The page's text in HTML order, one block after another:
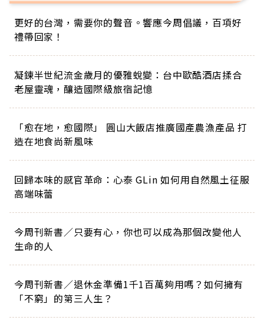
更好的台灣，需要你的聲音。響應今周倡議，百項好
禮帶回家！
凝鍊半世紀流金歲月的優雅蛻變：台中歐酷酒店揉合
老屋靈魂，釀造國際級旅宿記憶
「愈在地，愈國際」 圓山大飯店推廣國產農漁產品 打
造在地食尚新風味
回歸本味的感官革命：心泰 GLin 如何用自然風土征服
高端味蕾
今周刊新書／只要有心，你也可以成為那個改變他人
生命的人
今周刊新書／退休金準備1千1百萬夠用嗎？如何擁有
「不窮」的第三人生？